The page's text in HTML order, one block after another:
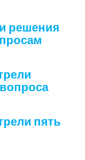
решения
пять